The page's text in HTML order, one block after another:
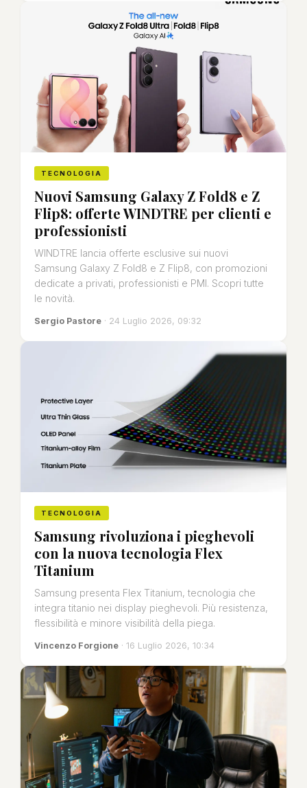
TECNOLOGIA
Nuovi Samsung Galaxy Z Fold8 e Z
Flip8: offerte WINDTRE per clienti e
professionisti
WINDTRE lancia offerte esclusive sui nuovi
Samsung Galaxy Z Fold8 e Z Flip8, con promozioni
dedicate a privati, professionisti e PMI. Scopri tutte
le novità.
Sergio Pastore · 24 Luglio 2026, 09:32
TECNOLOGIA
Samsung rivoluziona i pieghevoli
con la nuova tecnologia Flex
Titanium
Samsung presenta Flex Titanium, tecnologia che
integra titanio nei display pieghevoli. Più resistenza,
flessibilità e minore visibilità della piega.
Vincenzo Forgione · 16 Luglio 2026, 10:34